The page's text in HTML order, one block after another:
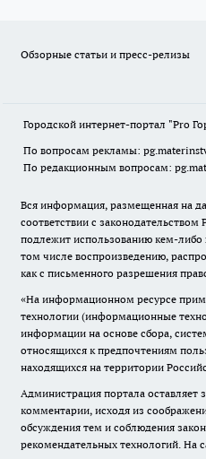
Обзорные статьи и пресс-релизы
Городской интернет-портал "Pro
По вопросам рекламы:
По редакционным вопросам:
Вся информация, размещенная на
соответствии с
подлежит использованию кем-
том числе воспроизведению,
как с письменного разрешения
«На информационном ресурсе
технологии (информационные
информации на основе сбора,
относящихся к предпочтениям
находящихся на территории
Администрация портала оставляет
комментарии, исходя из
обсуждения тем и соблюдения
рекомендательных технологий. На